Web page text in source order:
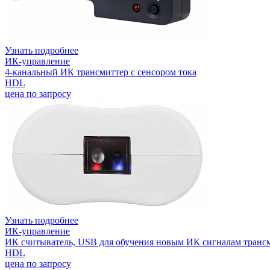
Узнать подробнее
ИК-управление
4-канальный ИК трансмиттер с сенсором тока
HDL
цена по запросу
Узнать подробнее
ИК-управление
ИК считыватель, USB для обучения новым ИК сигналам
HDL
цена по запросу